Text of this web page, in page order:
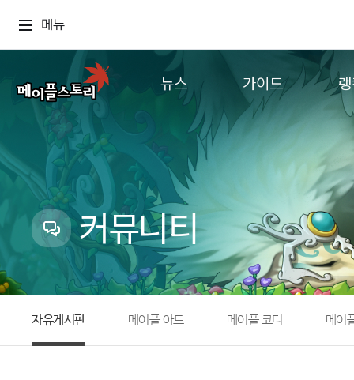
메뉴
뉴스
업데이트
이벤트
캐시샵 공지
메이플 알림판
with maple
가이드
추가정보
컨텐
커뮤니티
자유게시판 메이플 아트 메이플 코디 메이